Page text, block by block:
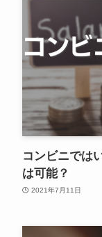
コンビニでは
は可能？
2021年7月11日